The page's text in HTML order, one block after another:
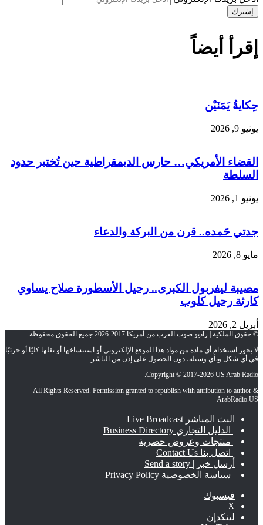
إقرأ أيضاً
حِكايةُ يَمَنَيْن
يونيو 9, 2026
القضاء الأمريكي… حارس الديمقراطية حين تُختبر حدود
السلطة
يونيو 1, 2026
جدتي حَمده.. قرن من البركة والدعاء
مايو 8, 2026
مصيبة ليفربول الكبرى.. رحيل الأسطورة صلاح يساوي
كارثة رحيل كلوب
أبريل 2, 2026
© حقوق الملكية | راديو صوت العرب من أمريكا 2017-2026 جميع الحقوق محفوظة.
لا يجوز استخدام أي مادة من مواد هذا الموقع الإلكتروني أو استنساخها أو نقلها كليًا أو جزئيًا
في أي شكل وبأي وسيلة، دون الحصول على إذن من الناشر.
Copyright © 2017-2026 US Arab Radio.
All Rights Reserved. Permission granted to republish with attribution to author &
ArabRadio.US
البث المباشر Live Broadcast
| الدليل التجاري Business Directory
| منتجات وعروض حصرية
| اتصل بنا Contact Us
أرسل خبر | Send a story
| سياسة الخصوصية Privacy Policy
فيسبوك
‫X
لينكدإن